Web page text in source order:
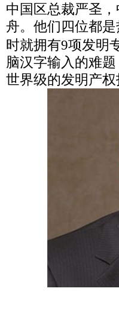
中国区总裁严圣
舟。他们四位都
时就拥有9项发明
脑汉字输入的难
世界级的发明产